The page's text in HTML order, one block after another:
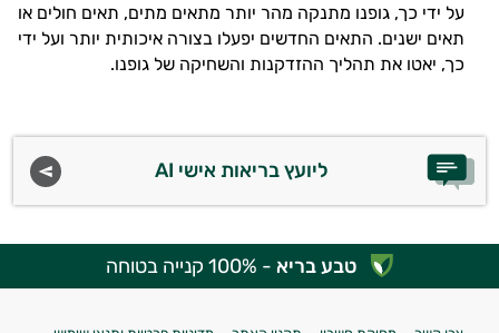
על ידי כך, גופנו מתנקה מהר יותר מתאים מתים, תאים חולים או
תאים ישנים. התאים החדשים יפעלו בצורה איכותית יותר ועל ידי
כך, יאטו את תהליך ההזדקנות והשחיקה של גופנו.
ליועץ בריאות אישי AI
טבע בריא - 100% קנייה בטוחה